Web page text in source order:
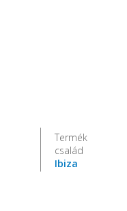
Termék
család
Ibiza